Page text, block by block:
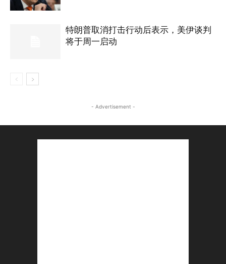
特朗普取消打击行动后表示，美伊谈判
将于周一启动
- Advertisement -